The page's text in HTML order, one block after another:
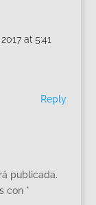
at 5:41
Reply
publicada.
con *